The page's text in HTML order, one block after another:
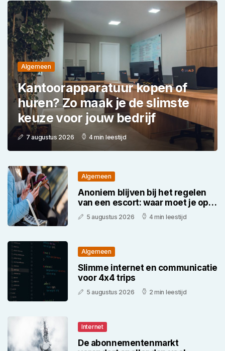
Algemeen
Kantoorapparatuur kopen of
huren? Zo maak je de slimste
keuze voor jouw bedrijf
7 augustus 2026 4 min leestijd
Algemeen
Anoniem blijven bij het regelen
van een escort: waar moet je op
letten
5 augustus 2026 4 min leestijd
Algemeen
Slimme internet en communicatie
voor 4x4 trips
5 augustus 2026 2 min leestijd
Internet
De abonnementenmarkt